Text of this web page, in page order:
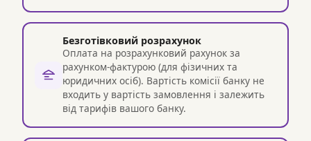
Безготівковий розрахунок
Оплата на розрахунковий рахунок за
рахунком-фактурою (для фізичних та
юридичних осіб). Вартість комісії банку не
входить у вартість замовлення і залежить
від тарифів вашого банку.